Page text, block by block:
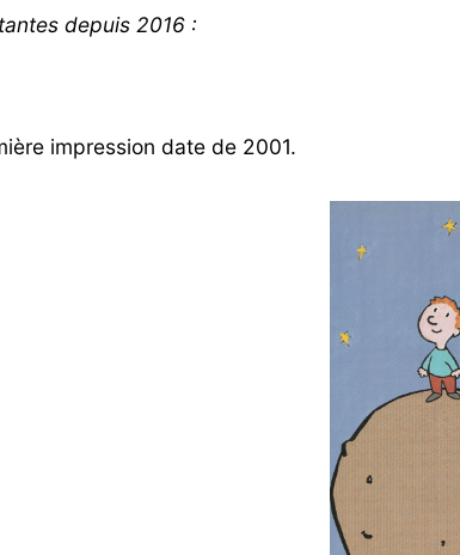
depuis 2016 :
impression date de 2001.